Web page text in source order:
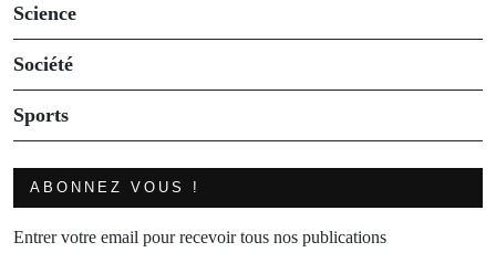
Science
Société
Sports
ABONNEZ VOUS !
Entrer votre email pour recevoir tous nos publications